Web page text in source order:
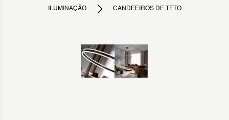
ILUMINAÇÃO CANDEEIROS DE TETO